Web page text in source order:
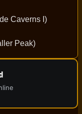
Caverns I)
Peak)